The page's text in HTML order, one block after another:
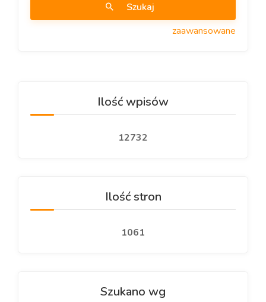
Szukaj
zaawansowane
Ilość wpisów
12732
Ilość stron
1061
Szukano wg